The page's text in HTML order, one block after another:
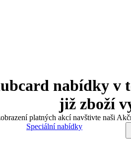
nabídky
již zboží
platných akcí navštivte naši
Speciální nabídky